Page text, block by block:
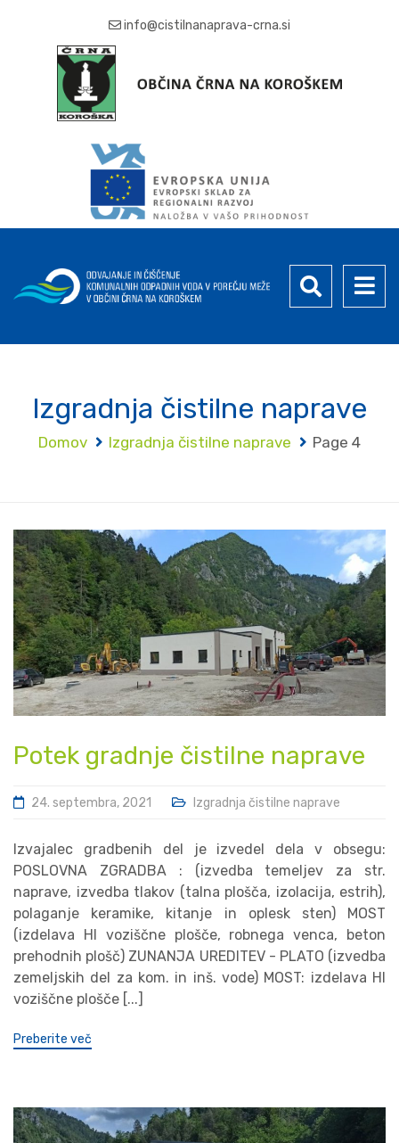
info@cistilnanaprava-crna.si
Izgradnja čistilne naprave
Domov Izgradnja čistilne naprave Page 4
Potek gradnje čistilne naprave
24. septembra, 2021 Izgradnja čistilne naprave
Izvajalec gradbenih del je izvedel dela v obsegu:
POSLOVNA ZGRADBA : (izvedba temeljev za str.
naprave, izvedba tlakov (talna plošča, izolacija, estrih),
polaganje keramike, kitanje in oplesk sten) MOST
(izdelava HI voziščne plošče, robnega venca, beton
prehodnih plošč) ZUNANJA UREDITEV - PLATO (izvedba
zemeljskih del za kom. in inš. vode) MOST: izdelava HI
voziščne plošče [...]
Preberite več